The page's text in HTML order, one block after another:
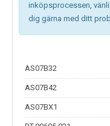
inköpsprocessen,
dig gärna med ditt
AS07B32
AS07B42
AS07BX1